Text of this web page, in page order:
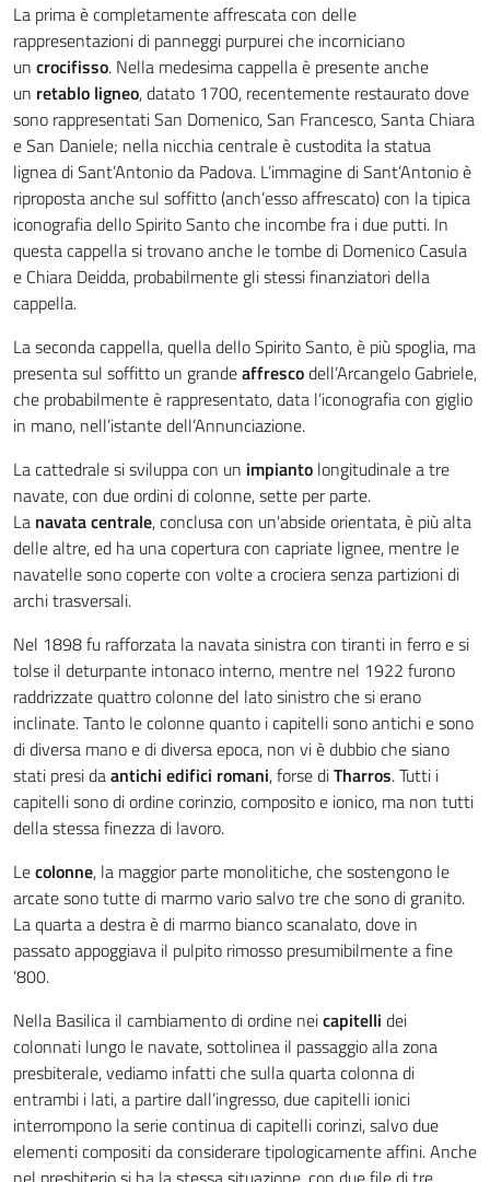
La prima è completamente affrescata con delle
rappresentazioni di panneggi purpurei che incorniciano
un crocifisso. Nella medesima cappella è presente anche
un retablo ligneo, datato 1700, recentemente restaurato dove
sono rappresentati San Domenico, San Francesco, Santa Chiara
e San Daniele; nella nicchia centrale è custodita la statua
lignea di Sant’Antonio da Padova. L’immagine di Sant’Antonio è
riproposta anche sul soffitto (anch’esso affrescato) con la tipica
iconografia dello Spirito Santo che incombe fra i due putti. In
questa cappella si trovano anche le tombe di Domenico Casula
e Chiara Deidda, probabilmente gli stessi finanziatori della
cappella.
La seconda cappella, quella dello Spirito Santo, è più spoglia, ma
presenta sul soffitto un grandeaffrescodell’Arcangelo Gabriele,
che probabilmente è rappresentato, data l’iconografia con giglio
in mano, nell’istante dell’Annunciazione.
La cattedrale si sviluppa con un impianto longitudinale a tre
navate, con due ordini di colonne, sette per parte.
La navata centrale, conclusa con un'abside orientata, è più alta
delle altre, ed ha una copertura con capriate lignee, mentre le
navatelle sono coperte con volte a crociera senza partizioni di
archi trasversali.
Nel 1898 fu rafforzata la navata sinistra con tiranti in ferro e si
tolse il deturpante intonaco interno, mentre nel 1922 furono
raddrizzate quattro colonne del lato sinistro che si erano
inclinate. Tanto le colonne quanto i capitelli sono antichi e sono
di diversa mano e di diversa epoca, non vi è dubbio che siano
stati presi daantichi edifici romani, forse diTharros. Tutti i
capitelli sono di ordine corinzio, composito e ionico, ma non tutti
della stessa finezza di lavoro.
Lecolonne, la maggior parte monolitiche, che sostengono le
arcate sono tutte di marmo vario salvo tre che sono di granito.
La quarta a destra è di marmo bianco scanalato, dove in
passato appoggiava il pulpito rimosso presumibilmente a fine
‘800.
Nella Basilica il cambiamento di ordine neicapitelli dei
colonnati lungo le navate, sottolinea il passaggio alla zona
presbiterale, vediamo infatti che sulla quarta colonna di
entrambi i lati, a partire dall’ingresso, due capitelli ionici
interrompono la serie continua di capitelli corinzi, salvo due
elementi compositi da considerare tipologicamente affini. Anche